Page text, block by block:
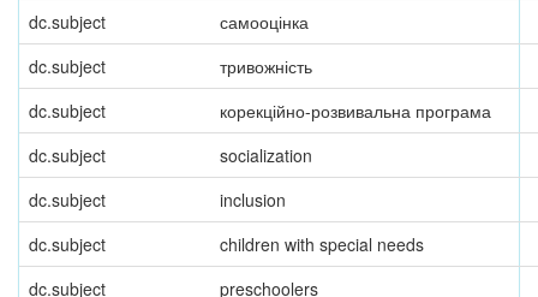
dc.subject
самооцінка
dc.subject
тривожність
dc.subject
корекційно-розвивальна програма
dc.subject
socialization
dc.subject
inclusion
dc.subject
children with special needs
dc.subject
preschoolers